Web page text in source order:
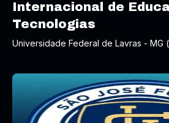
Internacional de
Tecnologias
Universidade Federal de Lavras - MG